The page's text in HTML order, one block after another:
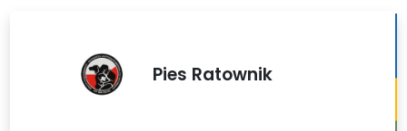
Pies Ratownik